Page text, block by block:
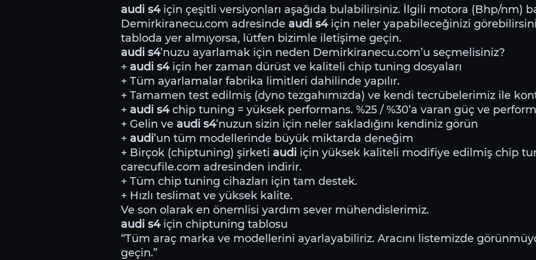
audi s4için çeşitli versiyonları aşağıda bulabilirsiniz. İlgili motora (Bhp/nm)
Demirkiranecu.com adresinde audi s4için neler yapabileceğinizi
tabloda yer almıyorsa, lütfen bizimle iletişime geçin.
audi s4’nuzu ayarlamak için neden Demirkiranecu.com’u seçmelisiniz?
+ audi s4için her zaman dürüst ve kaliteli chip tuning dosyaları
+ Tüm ayarlamalar fabrika limitleri dahilinde yapılır.
+ Tamamen test edilmiş (dyno tezgahımızda) ve kendi tecrübelerimiz ile
+ audi s4chip tuning = yüksek performans. %25 / %30’a varan güç ve
+ Gelin ve audi s4’nuzun sizin için neler sakladığını kendiniz görün
+ audi’un tüm modellerinde büyük miktarda deneğim
+ Birçok (chiptuning) şirketi audi için yüksek kaliteli modifiye edilmiş chip
carecufile.com adresinden indirir.
+ Tüm chip tuning cihazları için tam destek.
+ Hızlı teslimat ve yüksek kalite.
Ve son olarak en önemlisi yardım sever mühendislerimiz.
audi s4için chiptuning tablosu
“Tüm araç marka ve modellerini ayarlayabiliriz. Aracını listemizde
geçin.”